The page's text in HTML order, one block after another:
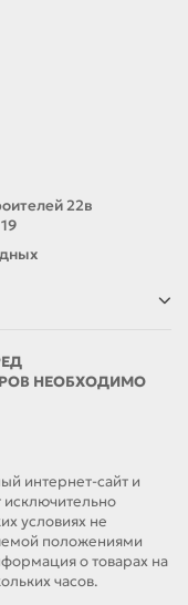
22в
НЕОБХОДИМО
интернет-сайт и
условиях не
положениями
о товарах на
часов.